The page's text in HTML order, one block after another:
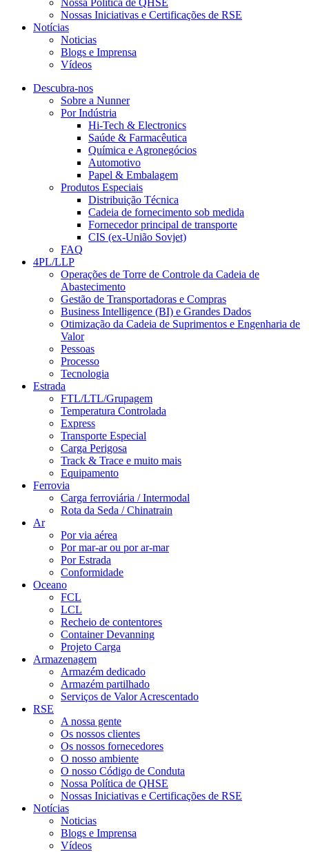
Nossa Política de QHSE
Nossas Iniciativas e Certificações de RSE
Notícias
Noticias
Blogs e Imprensa
Vídeos
Descubra-nos
Sobre a Nunner
Por Indústria
Hi-Tech & Electronics
Saúde & Farmacêutica
Química e Agronegócios
Automotivo
Papel & Embalagem
Produtos Especiais
Distribuição Técnica
Cadeia de fornecimento sob medida
Fornecedor principal de transporte
CIS (ex-União Sovjet)
FAQ
4PL/LLP
Operações de Torre de Controle da Cadeia de
Abastecimento
Gestão de Transportadoras e Compras
Business Intelligence (BI) e Grandes Dados
Otimização da Cadeia de Suprimentos e Engenharia de
Valor
Pessoas
Processo
Tecnologia
Estrada
FTL/LTL/Grupagem
Temperatura Controlada
Express
Transporte Especial
Carga Perigosa
Track & Trace e muito mais
Equipamento
Ferrovia
Carga ferroviária / Intermodal
Rota da Seda / Chinatrain
Ar
Por via aérea
Por mar-ar ou por ar-mar
Por Estrada
Conformidade
Oceano
FCL
LCL
Recheio de contentores
Container Devanning
Projeto Carga
Armazenagem
Armazém dedicado
Armazém partilhado
Serviços de Valor Acrescentado
RSE
A nossa gente
Os nossos clientes
Os nossos fornecedores
O nosso ambiente
O nosso Código de Conduta
Nossa Política de QHSE
Nossas Iniciativas e Certificações de RSE
Notícias
Noticias
Blogs e Imprensa
Vídeos